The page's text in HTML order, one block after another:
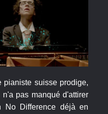
pianiste suisse prodige,
pas manqué d'attirer
No Difference déjà en